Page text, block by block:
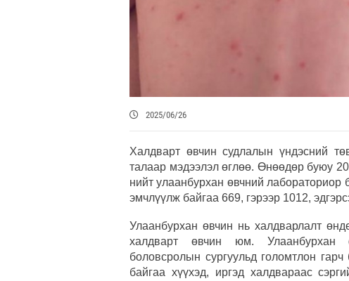
2025/06/26
Халдварт өвчин судлалын үндэсний
талаар мэдээлэл өглөө. Өнөөдөр буюу
нийт улаанбурхан өвчний лабораториор
эмчлүүлж байгаа 669, гэрээр 1012,
Улаанбурхан өвчин нь халдварлалт
халдварт өвчин юм. Улаанбурхан
боловсролын сургуульд голомтлон
байгаа хүүхэд, иргэд халдвараас